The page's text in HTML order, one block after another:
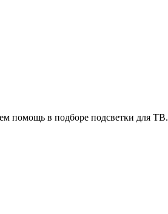
помощь в подборе подсветки для ТВ.